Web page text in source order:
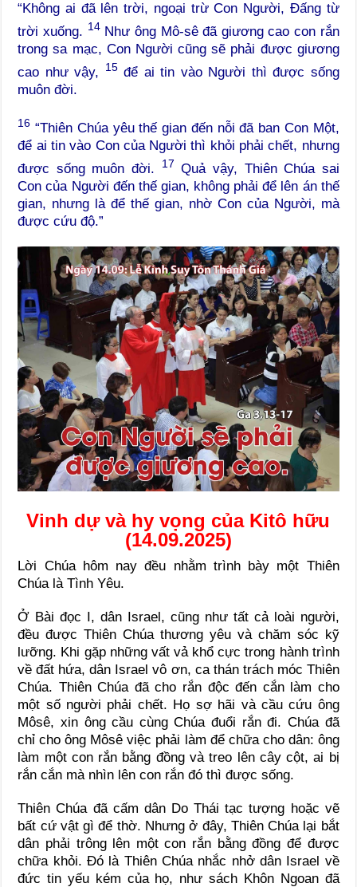
“Không ai đã lên trời, ngoại trừ Con Người, Đấng từ
trời xuống. 14Như ông Mô-sê đã giương cao con rắn
trong sa mạc, Con Người cũng sẽ phải được giương
cao như vậy,
15để ai tin vào Người thì được sống
muôn đời.
16 “Thiên Chúa yêu thế gian đến nỗi đã ban Con Một,
để ai tin vào Con của Người thì khỏi phải chết, nhưng
được sống muôn đời.
17 Quả vậy, Thiên Chúa sai
Con của Người đến thế gian, không phải để lên án thế
gian, nhưng là để thế gian, nhờ Con của Người, mà
được cứu độ.”
Vinh dự và hy vọng của Kitô hữu
(14.09.2025)
Lời Chúa hôm nay đều nhằm trình bày một Thiên
Chúa là Tình Yêu.
Ở Bài đọc I, dân Israel, cũng như tất cả loài người,
đều được Thiên Chúa thương yêu và chăm sóc kỹ
lưỡng. Khi gặp những vất vả khổ cực trong hành trình
về đất hứa, dân Israel vô ơn, ca thán trách móc Thiên
Chúa. Thiên Chúa đã cho rắn độc đến cắn làm cho
một số người phải chết. Họ sợ hãi và cầu cứu ông
Môsê, xin ông cầu cùng Chúa đuổi rắn đi. Chúa đã
chỉ cho ông Môsê việc phải làm để chữa cho dân: ông
làm một con rắn bằng đồng và treo lên cây cột, ai bị
rắn cắn mà nhìn lên con rắn đó thì được sống.
Thiên Chúa đã cấm dân Do Thái tạc tượng hoặc vẽ
bất cứ vật gì để thờ. Nhưng ở đây, Thiên Chúa lại bắt
dân phải trông lên một con rắn bằng đồng để được
chữa khỏi. Đó là Thiên Chúa nhắc nhở dân Israel về
đức tin yếu kém của họ, như sách Khôn Ngoan đã